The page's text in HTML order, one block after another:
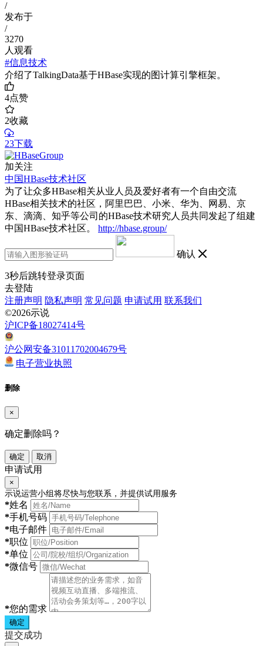
/
发布于
/
3270
人观看
#信息技术
介绍了TalkingData基于HBase实现的图计算引擎框架。
4点赞
2收藏
23下载
加关注
中国HBase技术社区
为了让众多HBase相关从业人员及爱好者有一个自由交流
HBase相关技术的社区，阿里巴巴、小米、华为、网易、京
东、滴滴、知乎等公司的HBase技术研究人员共同发起了组建
中国HBase技术社区。
http://hbase.group/
确认
3秒后跳转登录页面
去登陆
注册声明 隐私声明 常见问题 申请试用 联系我们
©2026示说
沪ICP备18027414号
沪公网安备31011702004679号
电子营业执照
删除
×
确定删除吗？
确定 取消
申请试用
×
示说运营小组将尽快与您联系，并提供试用服务
*姓名
*手机号码
*电子邮件
*职位
*单位
*微信号
*您的需求
确定
提交成功